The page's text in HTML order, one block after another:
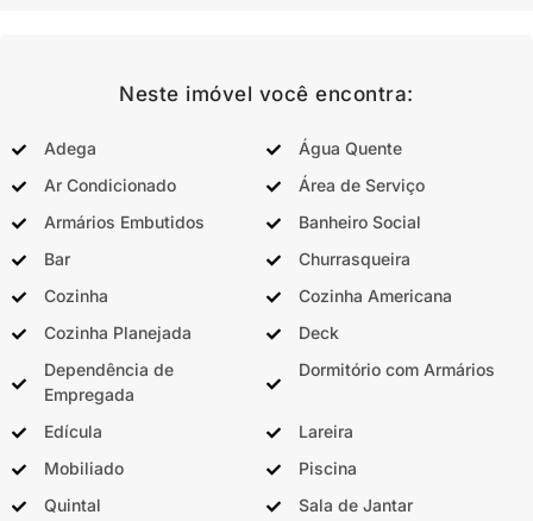
Neste imóvel você encontra:
Adega
Água Quente
Ar Condicionado
Área de Serviço
Armários Embutidos
Banheiro Social
Bar
Churrasqueira
Cozinha
Cozinha Americana
Cozinha Planejada
Deck
Dependência de
Empregada
Dormitório com Armários
Edícula
Lareira
Mobiliado
Piscina
Quintal
Sala de Jantar